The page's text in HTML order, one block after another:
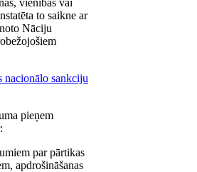
vienības vai
to saikne ar
Nāciju
nacionālo sankciju
pieņem
par pārtikas
apdrošināšanas